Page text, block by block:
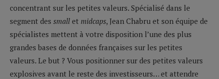
concentrant sur les petites valeurs. Spécialisé dans le
segment des small et midcaps, Jean Chabru et son équipe de
spécialistes mettent à votre disposition l’une des plus
grandes bases de données françaises sur les petites
valeurs. Le but ? Vous positionner sur des petites valeurs
explosives avant le reste des investisseurs… et attendre